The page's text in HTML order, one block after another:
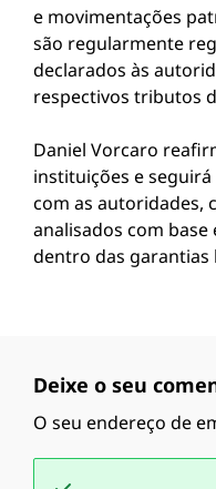
e movimentações
são regularmente
declarados às
respectivos tributos
Daniel Vorcaro
instituições e
com as autoridades,
analisados com
dentro das garantias
Deixe o seu
O seu endereço de